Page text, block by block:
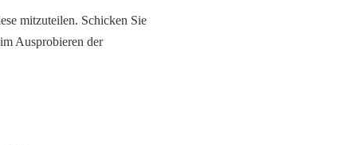
mitzuteilen. Schicken Sie
Ausprobieren der